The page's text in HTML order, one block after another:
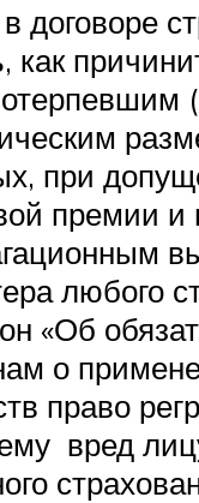
при
премии
любого
«Об
о
право
вред